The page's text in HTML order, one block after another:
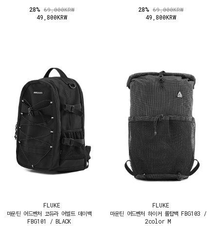
28% 69,000KRW
49,800KRW
28% 69,000KRW
49,800KRW
FLUKE
마운틴 어드벤처 코듀라 어썰트 데이백
FBG101 / BLACK
FLUKE
마운틴 어드벤처 하이커 롤탑백 FBG103 /
2color M